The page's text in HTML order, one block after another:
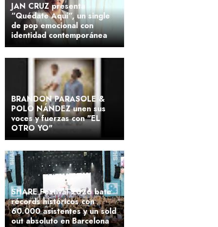
JAN CRUZ presenta
“Quédate Aquí”, un single
de pop emocional con
identidad contemporánea
BRANDON PARASOLE &
POLO NÁNDEZ unen sus
voces y fuerzas con "EL
OTRO YO"
SHARE Festival 2026 bate
récords históricos con
60.000 asistentes y un sold
out absoluto en Barcelona